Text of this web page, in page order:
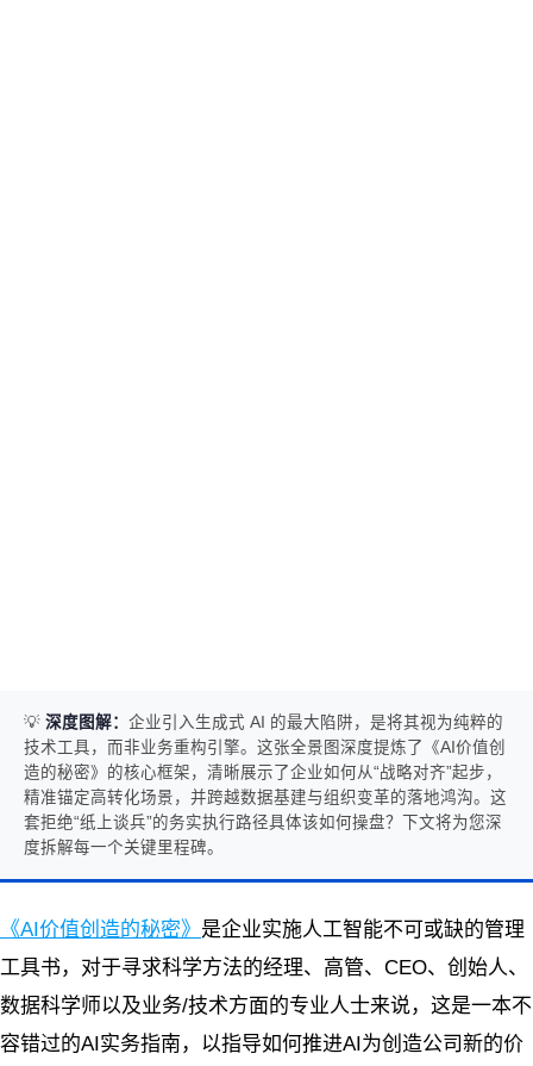
💡 深度图解： 企业引入生成式 AI 的最大陷阱，是将其视为纯粹的
技术工具，而非业务重构引擎。这张全景图深度提炼了《AI价值创
造的秘密》的核心框架，清晰展示了企业如何从“战略对齐”起步，
精准锚定高转化场景，并跨越数据基建与组织变革的落地鸿沟。这
套拒绝“纸上谈兵”的务实执行路径具体该如何操盘？下文将为您深
度拆解每一个关键里程碑。
《AI价值创造的秘密》 是企业实施人工智能不可或缺的管理
工具书，对于寻求科学方法的经理、高管、CEO、创始人、
数据科学师以及业务/技术方面的专业人士来说，这是一本不
容错过的AI实务指南，以指导如何推进AI为创造公司新的价